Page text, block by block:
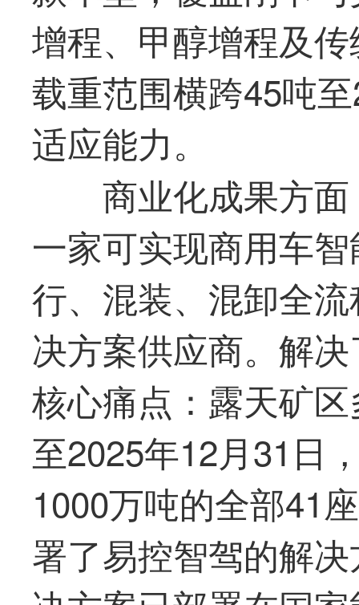
增程、甲醇增程及
载重范围横跨45吨
适应能力。
商业化成果方
一家可实现商用车
行、混装、混卸全
决方案供应商。解
核心痛点：露天矿
至2025年12月31日
1000万吨的全部41
署了易控智驾的解